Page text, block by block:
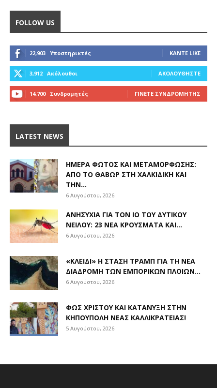
FOLLOW US
22,903 Υποστηρικτές ΚΆΝΤΕ LIKE
3,912 Ακόλουθοι ΑΚΟΛΟΥΘΉΣΤΕ
14,700 Συνδρομητές ΓΊΝΕΤΕ ΣΥΝΔΡΟΜΗΤΉΣ
LATEST NEWS
ΗΜΈΡΑ ΦΩΤΌΣ ΚΑΙ ΜΕΤΑΜΌΡΦΩΣΗΣ:
ΑΠΌ ΤΟ ΘΑΒΏΡ ΣΤΗ ΧΑΛΚΙΔΙΚΉ ΚΑΙ
ΤΗΝ...
6 Αυγούστου, 2026
ΑΝΗΣΥΧΊΑ ΓΙΑ ΤΟΝ ΙΌ ΤΟΥ ΔΥΤΙΚΟΎ
ΝΕΊΛΟΥ: 23 ΝΈΑ ΚΡΟΎΣΜΑΤΑ ΚΑΙ...
6 Αυγούστου, 2026
«ΚΛΕΙΔΊ» Η ΣΤΆΣΗ ΤΡΑΜΠ ΓΙΑ ΤΗ ΝΈΑ
ΔΙΑΔΡΟΜΉ ΤΩΝ ΕΜΠΟΡΙΚΏΝ ΠΛΟΊΩΝ...
6 Αυγούστου, 2026
ΦΩΣ ΧΡΙΣΤΟΎ ΚΑΙ ΚΑΤΆΝΥΞΗ ΣΤΗΝ
ΚΗΠΟΎΠΟΛΗ ΝΈΑΣ ΚΑΛΛΙΚΡΆΤΕΙΑΣ!
5 Αυγούστου, 2026